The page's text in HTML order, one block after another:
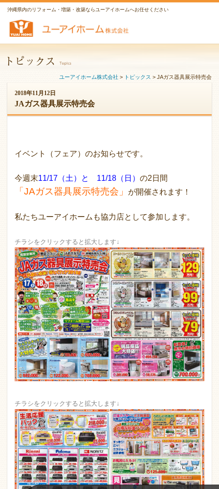
沖縄県内のリフォーム・増築・改築ならユーアイホームへお任せください
ユーアイホーム株式会社 > トピックス > JAガス器具展示特売会
2018年11月12日
JAガス器具展示特売会
イベント（フェア）のお知らせです。
今週末11/17（土）と 11/18（日） の2日間
「JAガス器具展示特売会」 が開催されます！
私たちユーアイホームも協力店として参加します。
チラシをクリックすると拡大します↓
チラシをクリックすると拡大します↓